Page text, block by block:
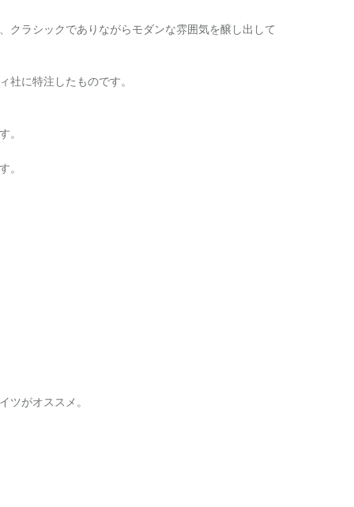
クラシックでありながらモダンな雰囲気を醸し出して
社に特注したものです。
。
。
ツがオススメ。